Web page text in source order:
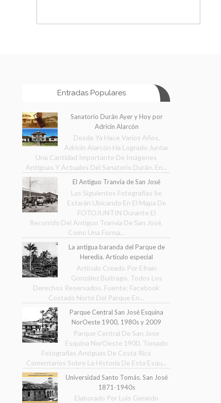
Entradas Populares
Sanatorio Durán Ayer y Hoy por
Adricín Alarcón
Desde Ya Hace Varios Años,
Adricín Alarcón Ha Logrado Juntar
Una Cantidad Importante De Imágenes
Antiguas Y Actuales Del Sanatorio Durán. En...
El Antiguo Tranvía de San José
Las Siguientes Fotografías Se
Estarán Ubicando En El Mapa De
FOTOJUNTIN Durante El
Recorrido Del Antiguo Tranvía De San José,
Como Una Forma...
La antigua baranda del Parque de
Heredia. Artículo especial
Artículo Creado Por Efraín
González Buitrago. Todos Los
Derechos Reservados. Fuente: Facebook
Costado Norte Del Parque En...
Parque Central San José Esquina
NorOeste 1900, 1980s y 2009
Parque Central De San Jose
Esquina NorOeste 1900. Tomado
Fotografías Antiguas De Costa Rica
Comentarios Sobre La Historia De Esta Esqu...
Universidad Santo Tomás. San José
1871-1940s
Elaborado Por Luis Gerardo